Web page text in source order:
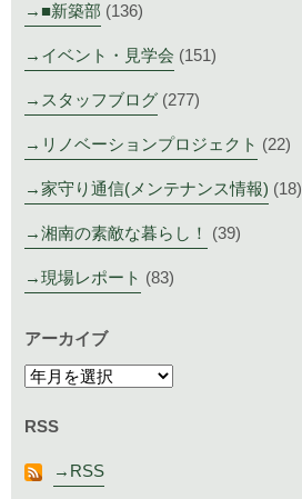
■新築部 (136)
イベント・見学会 (151)
スタッフブログ (277)
リノベーションプロジェクト (22)
家守り通信(メンテナンス情報) (18)
湘南の素敵な暮らし！ (39)
現場レポート (83)
アーカイブ
RSS
RSS